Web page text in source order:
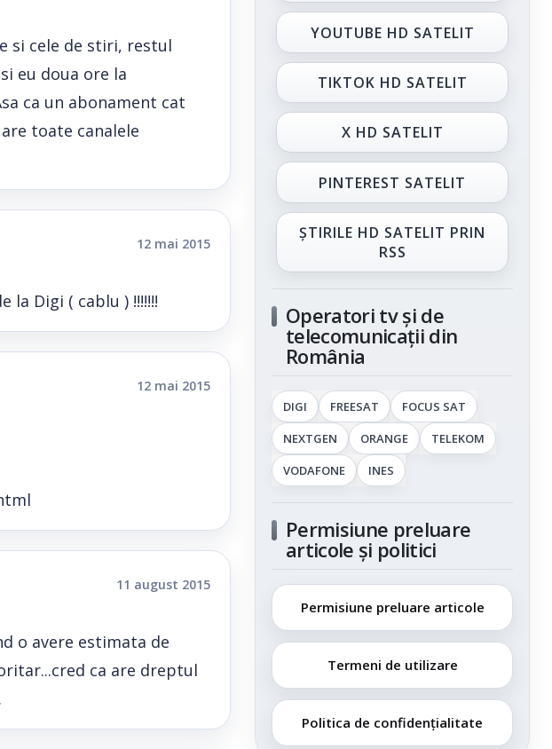
si cele de stiri, restul
eu doua ore la
ca un abonament cat
toate canalele
12 mai 2015
la Digi ( cablu ) !!!!!!!
12 mai 2015
11 august 2015
o avere estimata de
ca are dreptul
YOUTUBE HD SATELIT
TIKTOK HD SATELIT
X HD SATELIT
PINTEREST SATELIT
ȘTIRILE HD SATELIT PRIN
RSS
Operatori tv și de
telecomunicații din
România
DIGI FREESAT
FOCUS SAT
NEXTGEN
ORANGE
TELEKOM
VODAFONE
INES
Permisiune preluare
articole și politici
Permisiune preluare articole
Termeni de utilizare
Politica de confidențialitate